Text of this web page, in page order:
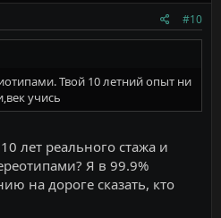
#10
Твой 10 летний опыт ни
учись
лет реального стажа и
Я в 99.9%
на дороге сказать, кто